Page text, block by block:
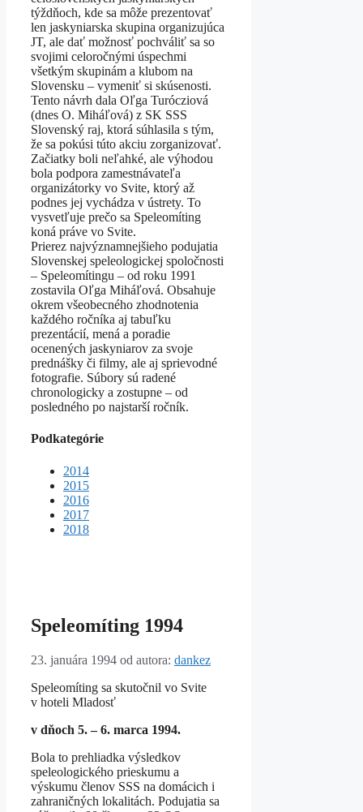
týždňoch, kde sa môže prezentovať
len jaskyniarska skupina organizujúca
JT, ale dať možnosť pochváliť sa so
svojimi celoročnými úspechmi
všetkým skupinám a klubom na
Slovensku – vymeniť si skúsenosti.
Tento návrh dala Oľga Turócziová
(dnes O. Miháľová) z SK SSS
Slovenský raj, ktorá súhlasila s tým,
že sa pokúsi túto akciu zorganizovať.
Začiatky boli neľahké, ale výhodou
bola podpora zamestnávateľa
organizátorky vo Svite, ktorý až
podnes jej vychádza v ústrety. To
vysvetľuje prečo sa Speleomíting
koná práve vo Svite.
Prierez najvýznamnejšieho podujatia
Slovenskej speleologickej spoločnosti
– Speleomítingu – od roku 1991
zostavila Oľga Miháľová. Obsahuje
okrem všeobecného zhodnotenia
každého ročníka aj tabuľku
prezentácií, mená a poradie
ocenených jaskyniarov za svoje
prednášky či filmy, ale aj sprievodné
fotografie. Súbory sú radené
chronologicky a zostupne – od
posledného po najstarší ročník.
Podkategórie
2014
2015
2016
2017
2018
Speleomíting 1994
23. januára 1994 od autora: dankez
Speleomíting sa skutočnil vo Svite
v hoteli Mladosť
v dňoch 5. – 6. marca 1994.
Bola to prehliadka výsledkov
speleologického prieskumu a
výskumu členov SSS na domácich i
zahraničných lokalitách. Podujatia sa